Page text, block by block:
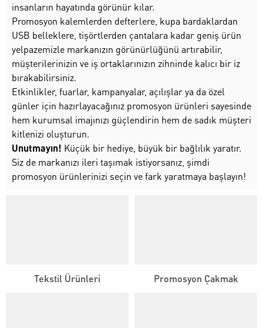
insanların hayatında görünür kılar.
Promosyon kalemlerden defterlere, kupa bardaklardan
USB belleklere, tişörtlerden çantalara kadar geniş ürün
yelpazemizle markanızın görünürlüğünü artırabilir,
müşterilerinizin ve iş ortaklarınızın zihninde kalıcı bir iz
bırakabilirsiniz.
Etkinlikler, fuarlar, kampanyalar, açılışlar ya da özel
günler için hazırlayacağınız promosyon ürünleri sayesinde
hem kurumsal imajınızı güçlendirin hem de sadık müşteri
kitlenizi oluşturun.
Unutmayın! Küçük bir hediye, büyük bir bağlılık yaratır.
Siz de markanızı ileri taşımak istiyorsanız, şimdi
promosyon ürünlerinizi seçin ve fark yaratmaya başlayın!
Tekstil Ürünleri Promosyon Çakmak